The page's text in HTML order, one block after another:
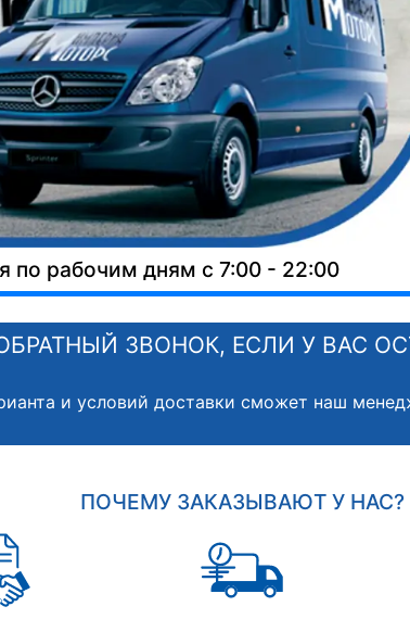
по рабочим дням с 7:00 - 22:00
ЗВОНОК, ЕСЛИ У ВАС
и условий доставки сможет наш
ПОЧЕМУ ЗАКАЗЫВАЮТ У НАС?